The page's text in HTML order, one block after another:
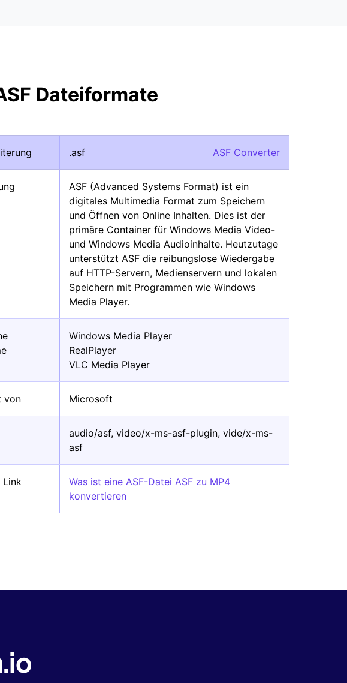
Dateiformate
.asf ASF Converter
ASF (Advanced Systems Format) ist ein
digitales Multimedia Format zum Speichern
und Öffnen von Online Inhalten. Dies ist der
primäre Container für Windows Media Video-
und Windows Media Audioinhalte. Heutzutage
unterstützt ASF die reibungslose Wiedergabe
auf HTTP-Servern, Medienservern und lokalen
Speichern mit Programmen wie Windows
Media Player.
Windows Media Player
RealPlayer
VLC Media Player
von Microsoft
audio/asf, video/x-ms-asf-plugin, vide/x-ms-
asf
Link
Was ist eine ASF-Datei ASF zu MP4
konvertieren